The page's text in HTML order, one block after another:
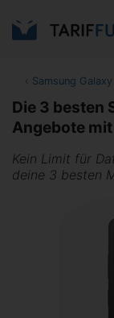
‹ Samsung
Die 3 besten
Angebote
Kein Limit für
deine 3 besten